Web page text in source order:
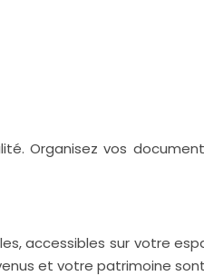
Organisez vos
accessibles sur votre
et votre patrimoine